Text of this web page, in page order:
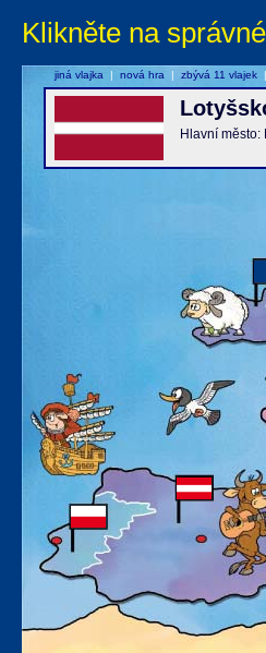
Klikněte na
Hlavní město:
jiná vlajka | nová hra | zbývá 11 vlajek